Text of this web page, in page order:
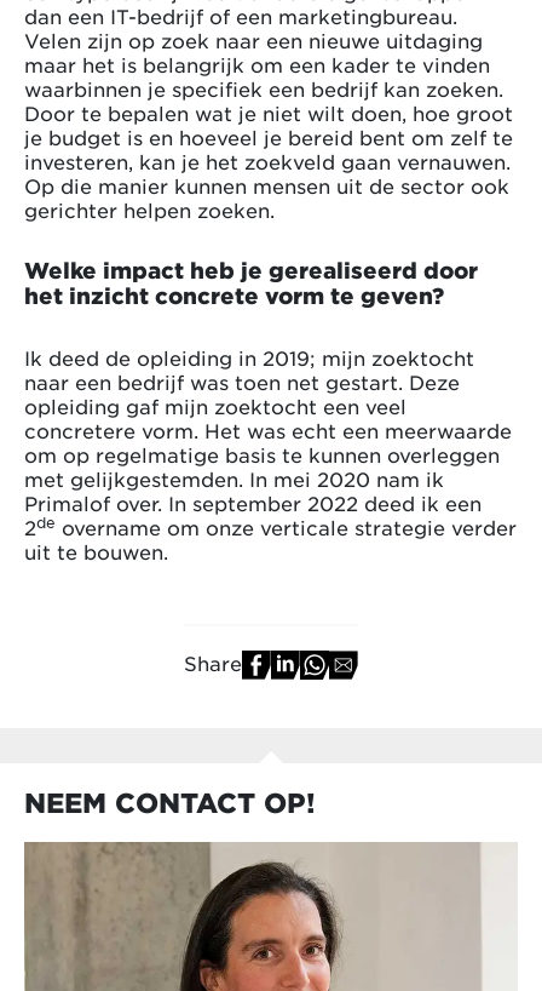
dan een IT-bedrijf of een marketingbureau.
Velen zijn op zoek naar een nieuwe uitdaging
maar het is belangrijk om een kader te vinden
waarbinnen je specifiek een bedrijf kan zoeken.
Door te bepalen wat je niet wilt doen, hoe groot
je budget is en hoeveel je bereid bent om zelf te
investeren, kan je het zoekveld gaan vernauwen.
Op die manier kunnen mensen uit de sector ook
gerichter helpen zoeken.
Welke impact heb je gerealiseerd door
het inzicht concrete vorm te geven?
Ik deed de opleiding in 2019; mijn zoektocht
naar een bedrijf was toen net gestart. Deze
opleiding gaf mijn zoektocht een veel
concretere vorm. Het was echt een meerwaarde
om op regelmatige basis te kunnen overleggen
met gelijkgestemden. In mei 2020 nam ik
Primalof over. In september 2022 deed ik een
2de overname om onze verticale strategie verder
uit te bouwen.
Share
NEEM CONTACT OP!